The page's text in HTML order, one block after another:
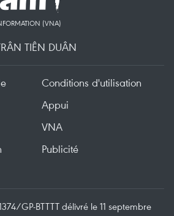
(VNA)
TIÊN DUÂN
Conditions d'utilisation
Appui
VNA
Publicité
GP-BTTTT délivré le 11 septembre